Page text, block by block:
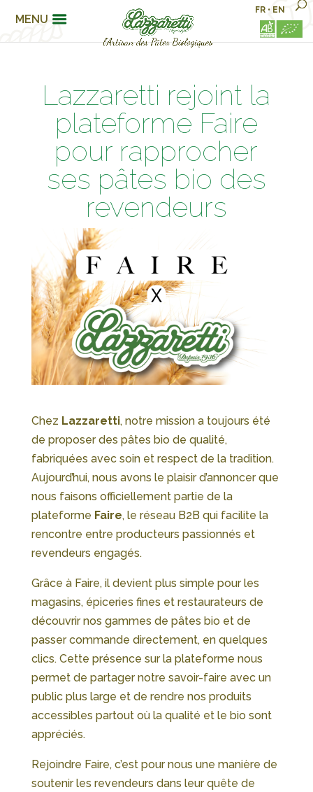
MENU
FR • EN
Lazzaretti rejoint la
plateforme Faire
pour rapprocher
ses pâtes bio des
revendeurs
Chez Lazzaretti, notre mission a toujours été
de proposer des pâtes bio de qualité,
fabriquées avec soin et respect de la tradition.
Aujourd’hui, nous avons le plaisir d’annoncer que
nous faisons officiellement partie de la
plateforme Faire, le réseau B2B qui facilite la
rencontre entre producteurs passionnés et
revendeurs engagés.
Grâce à Faire, il devient plus simple pour les
magasins, épiceries fines et restaurateurs de
découvrir nos gammes de pâtes bio et de
passer commande directement, en quelques
clics. Cette présence sur la plateforme nous
permet de partager notre savoir-faire avec un
public plus large et de rendre nos produits
accessibles partout où la qualité et le bio sont
appréciés.
Rejoindre Faire, c’est pour nous une manière de
soutenir les revendeurs dans leur quête de